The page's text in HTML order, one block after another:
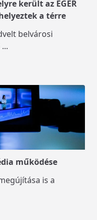
került az EGER
a térre
belvárosi
...
működése
is a